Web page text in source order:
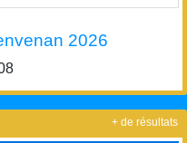
2026
+ de résultats